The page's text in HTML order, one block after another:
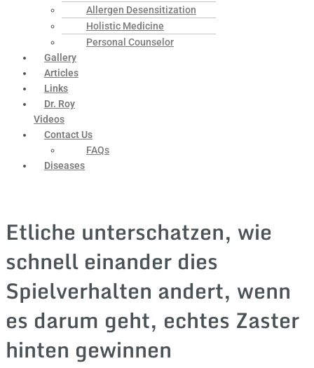
Allergen Desensitization
Holistic Medicine
Personal Counselor
Gallery
Articles
Links
Dr. Roy
Videos
Contact Us
FAQs
Diseases
Etliche unterschatzen, wie
schnell einander dies
Spielverhalten andert, wenn
es darum geht, echtes Zaster
hinten gewinnen